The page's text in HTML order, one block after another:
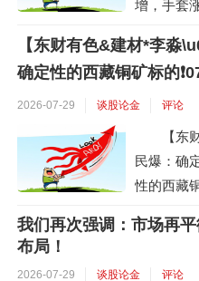
增，手套
告，利润
现归母净
2338%至
元）；扣
元，同比
【东财有色&建材*李淼
确定性的西藏铜矿标的
2026-07-29 谈股论金 评论
【东
民爆：确
性的西藏
资机会。
我们再次强调：市场再
布局！
2026-07-29 谈股论金 评论